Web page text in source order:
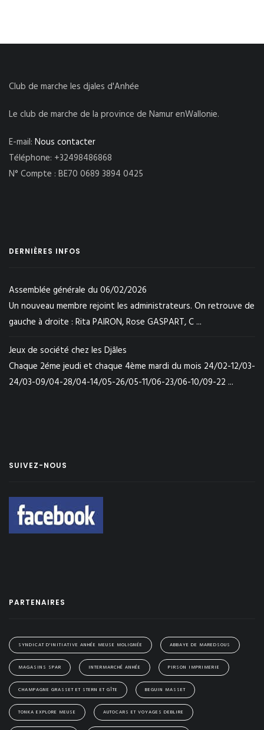
Club de marche les djales d'Anhée
Le club de marche de la province de Namur enWallonie.
E-mail: Nous contacter
Téléphone: +32498486868
N° Compte : BE70 0689 3894 0425
DERNIÈRES INFOS
Assemblée générale du 06/02/2026
Un nouveau membre rejoint les administrateurs. On retrouve de
gauche à droite : Rita PAIRON, Rose GASPART, C ...
Jeux de société chez les Djâles
Chaque 2éme jeudi et chaque 4ème mardi du mois 24/02-12/03-
24/03-09/04-28/04-14/05-26/05-11/06-23/06-10/09-22 ...
SUIVEZ-NOUS
PARTENAIRES
SYNDICAT D'INITIATIVE ANHÉE MEUSE MOLIGNÉE ABBAYE DE MAREDSOUS
MAGASINS SPAR INTERMARCHÉ ANHÉE PIRSON IMPRIMERIE
CHAMPAGNE GRASSET ET STERN ET GÎTE BEGUIN MASSET
TONKA EXPLORE MEUSE AUTOCARS ET VOYAGES DEBLIRE